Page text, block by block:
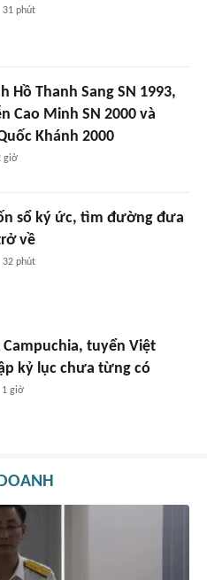
31 phút
Hồ Thanh Sang SN 1993,
Cao Minh SN 2000 và
Khánh 2000
giờ
sổ ký ức, tìm đường đưa
về
32 phút
Campuchia, tuyển Việt
kỷ lục chưa từng có
1 giờ